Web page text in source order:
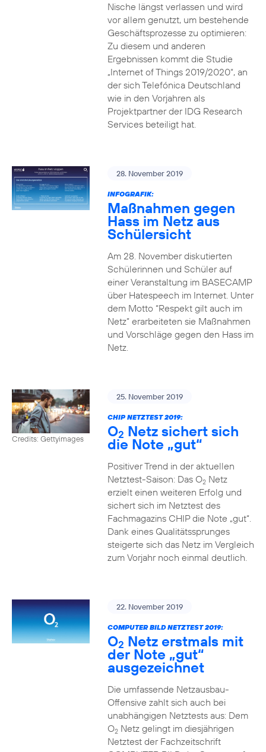
Nische längst verlassen und wird
vor allem genutzt, um bestehende
Geschäftsprozesse zu optimieren:
Zu diesem und anderen
Ergebnissen kommt die Studie
„Internet of Things 2019/2020“, an
der sich Telefónica Deutschland
wie in den Vorjahren als
Projektpartner der IDG Research
Services beteiligt hat.
28. November 2019
INFOGRAFIK:
Maßnahmen gegen
Hass im Netz aus
Schülersicht
Am 28. November diskutierten
Schülerinnen und Schüler auf
einer Veranstaltung im BASECAMP
über Hatespeech im Internet. Unter
dem Motto “Respekt gilt auch im
Netz” erarbeiteten sie Maßnahmen
und Vorschläge gegen den Hass im
Netz.
Credits: Gettyimages
25. November 2019
CHIP NETZTEST 2019:
O2 Netz sichert sich
die Note „gut“
Positiver Trend in der aktuellen
Netztest-Saison: Das O2Netz
erzielt einen weiteren Erfolg und
sichert sich im Netztest des
Fachmagazins CHIP die Note „gut“.
Dank eines Qualitätssprunges
steigerte sich das Netz im Vergleich
zum Vorjahr noch einmal deutlich.
22. November 2019
COMPUTER BILD NETZTEST 2019:
O2 Netz erstmals mit
der Note „gut“
ausgezeichnet
Die umfassende Netzausbau-
Offensive zahlt sich auch bei
unabhängigen Netztests aus: Dem
O2Netz gelingt im diesjährigen
Netztest der Fachzeitschrift